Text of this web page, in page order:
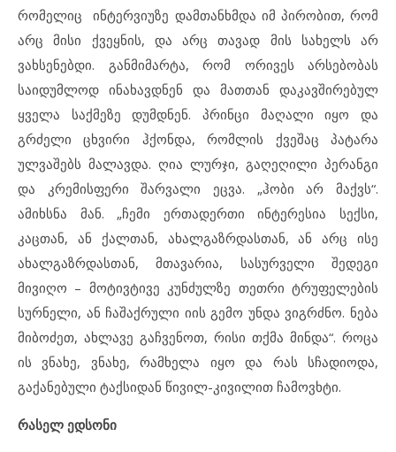
რომელიც ინტერვიუზე დამთანხმდა იმ პირობით, რომ
არც მისი ქვეყნის, და არც თავად მის სახელს არ
ვახსენებდი. განმიმარტა, რომ ორივეს არსებობას
საიდუმლოდ ინახავდნენ და მათთან დაკავშირებულ
ყველა საქმეზე დუმდნენ. პრინცი მაღალი იყო და
გრძელი ცხვირი ჰქონდა, რომლის ქვეშაც პატარა
ულვაშებს მალავდა. ღია ლურჯი, გაღეღილი პერანგი
და კრემისფერი შარვალი ეცვა. „ჰობი არ მაქვს“.
ამიხსნა მან. „ჩემი ერთადერთი ინტერესია სექსი,
კაცთან, ან ქალთან, ახალგაზრდასთან, ან არც ისე
ახალგაზრდასთან, მთავარია, სასურველი შედეგი
მივიღო – მოტივტივე კუნძულზე თეთრი ტრუფელების
სურნელი, ან ჩაშაქრული იის გემო უნდა ვიგრძნო. ნება
მიბოძეთ, ახლავე გაჩვენოთ, რისი თქმა მინდა“. როცა
ის ვნახე, ვნახე, რამხელა იყო და რას სჩადიოდა,
გაქანებული ტაქსიდან წივილ-კივილით ჩამოვხტი.
რასელ ედსონი